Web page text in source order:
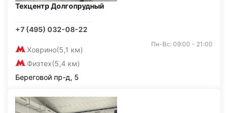
Техцентр Долгопрудный
+7 (495) 032-08-22
Ховрино(5,1 км)
Физтех(5,4 км)
Пн-Вс: 09:00 - 21:00
Береговой пр-д, 5